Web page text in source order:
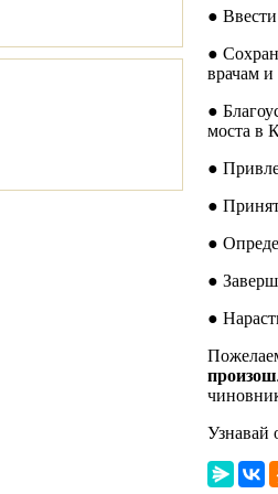
●
●
врачам
●
моста в
●
●
●
●
●
Узнавай